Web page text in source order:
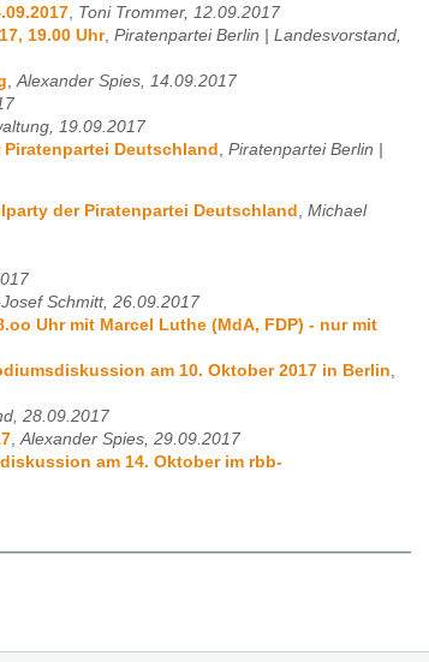
Toni Trommer, 12.09.2017
19.00 Uhr, Piratenpartei Berlin | Landesvorstand,
Alexander Spies, 14.09.2017
19.09.2017
Deutschland
Piratenpartei Berlin |
der Piratenpartei Deutschland , Michael
Schmitt, 26.09.2017
Uhr mit Marcel Luthe (MdA, FDP) - nur mit
am 10. Oktober 2017 in Berlin,
28.09.2017
,Alexander Spies, 29.09.2017
am 14. Oktober im rbb-